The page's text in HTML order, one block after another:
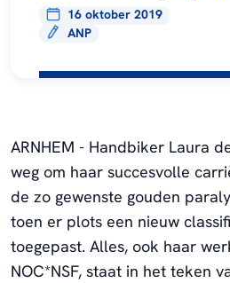
16 oktober 2019
ANP
ARNHEM - Handbiker Laura
weg om haar succesvolle
de zo gewenste gouden
toen er plots een nieuw
toegepast. Alles, ook haar
NOC*NSF, staat in het teken